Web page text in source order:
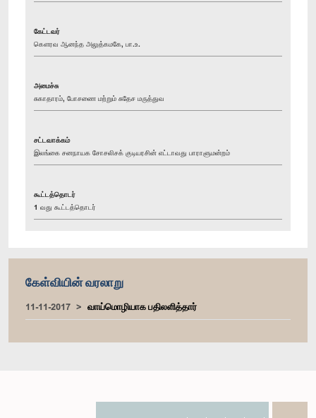
கேட்டவர்
கௌரவ ஆனந்த அலுத்கமகே, பா.உ.
அமைச்சு
சுகாதாரம், போசணை மற்றும் சுதேச மருத்துவ
சட்டவாக்கம்
இலங்கை சனநாயக சோசலிசக் குடியரசின் எட்டாவது பாராளுமன்றம்
கூட்டத்தொடர்
1 வது கூட்டத்தொடர்
கேள்வியின் வரலாறு
11-11-2017 வாய்மொழியாக பதிலளித்தார்